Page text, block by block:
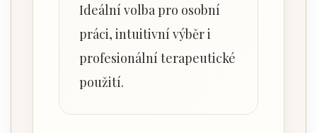
Ideální volba pro osobní
práci, intuitivní výběr i
profesionální terapeutické
použití.